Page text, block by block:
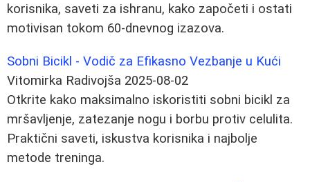
korisnika, saveti za ishranu, kako započeti i ostati
motivisan tokom 60-dnevnog izazova.
Sobni Bicikl - Vodič za Efikasno Vezbanje u Kući
Vitomirka Radivojša 2025-08-02
Otkrite kako maksimalno iskoristiti sobni bicikl za
mršavljenje, zatezanje nogu i borbu protiv celulita.
Praktični saveti, iskustva korisnika i najbolje
metode treninga.